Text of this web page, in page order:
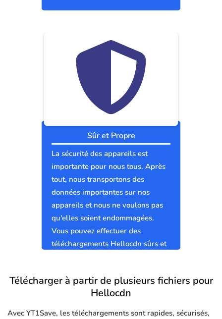
Sûr et Propre
La sécurité des appareils est
importante pour nous tous. Après
tout, nous transportons des
données importantes sur nos
appareils et nous ne voulons pas
qu'elles soient endommagées.
Vous pouvez effectuer des
téléchargements Hellocdn sûrs et
Télécharger à partir de plusieurs fichiers pour
Hellocdn
Avec YT1Save, les téléchargements sont rapides, sécurisés,